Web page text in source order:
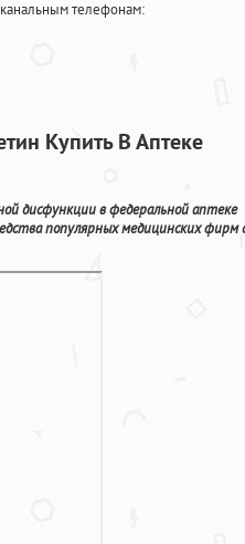
телефонам:
Купить В Аптеке
дисфункции в федеральной аптеке
популярных медицинских фирм